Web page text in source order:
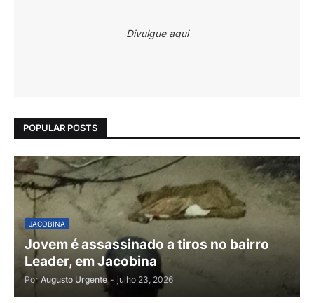
Divulgue aqui
POPULAR POSTS
JACOBINA
Jovem é assassinado a tiros no bairro
Leader, em Jacobina
Por Augusto Urgente - julho 23, 2026